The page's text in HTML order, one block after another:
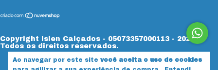
Ao navegar por este site você aceita o uso de cookies
Copyright Islen Calçados - 05073357000113 - 2026.
Todos os direitos reservados.